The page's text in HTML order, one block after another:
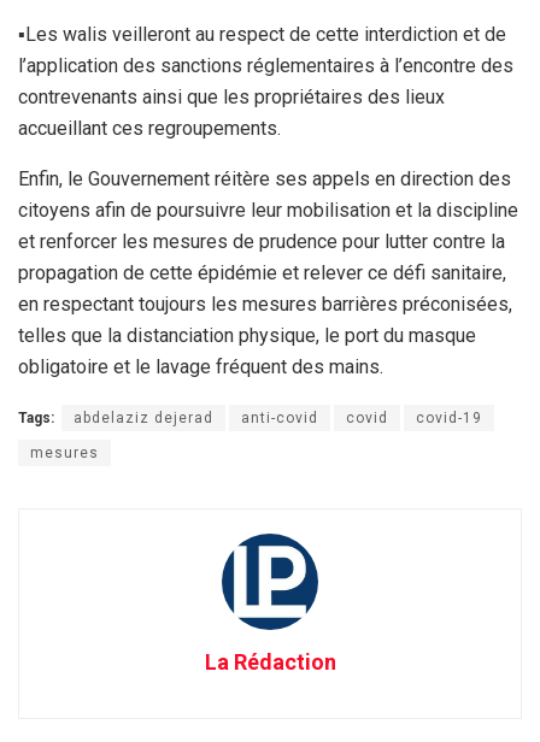
▪Les walis veilleront au respect de cette interdiction et de
l’application des sanctions réglementaires à l’encontre des
contrevenants ainsi que les propriétaires des lieux
accueillant ces regroupements.
Enfin, le Gouvernement réitère ses appels en direction des
citoyens afin de poursuivre leur mobilisation et la discipline
et renforcer les mesures de prudence pour lutter contre la
propagation de cette épidémie et relever ce défi sanitaire,
en respectant toujours les mesures barrières préconisées,
telles que la distanciation physique, le port du masque
obligatoire et le lavage fréquent des mains.
Tags: abdelaziz dejerad anti-covid covid covid-19
mesures
La Rédaction